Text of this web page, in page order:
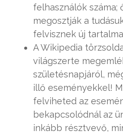
felhasználók száma;
megosztják a
felvisznek új
A Wikipedia
világszerte
születésnapjáról,
illő eseményekkel!
felviheted az
bekapcsolódnál az
inkább résztvevő,